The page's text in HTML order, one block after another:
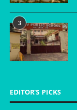
3
EDITOR’S PICKS